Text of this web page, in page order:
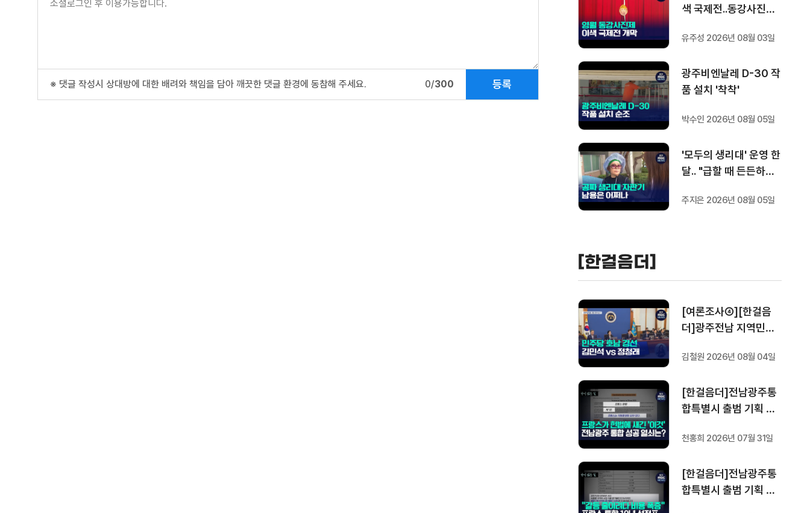
※ 댓글 작성시 상대방에 대한 배려와 책임을 담아 깨끗한 댓글 환경에 동참해 주세요. 0/300 등록
색 국제전..동강사진제
유주성 2026년 08월 03일
광주비엔날레 D-30 작
품 설치 '착착'
박수인 2026년 08월 05일
'모두의 생리대' 운영 한
달.. "급할 때 든든하지
주지은 2026년 08월 05일
[한걸음더]
[여론조사④][한걸음
더]광주전남 지역민들
할까.. 변수는?
김철원 2026년 08월 04일
[한걸음더]전남광주통
합특별시 출범 기획 보
프랑스 헌법에 새긴 '지
성공 조건은?
천홍희 2026년 07월 31일
[한걸음더]전남광주통
합특별시 출범 기획 보